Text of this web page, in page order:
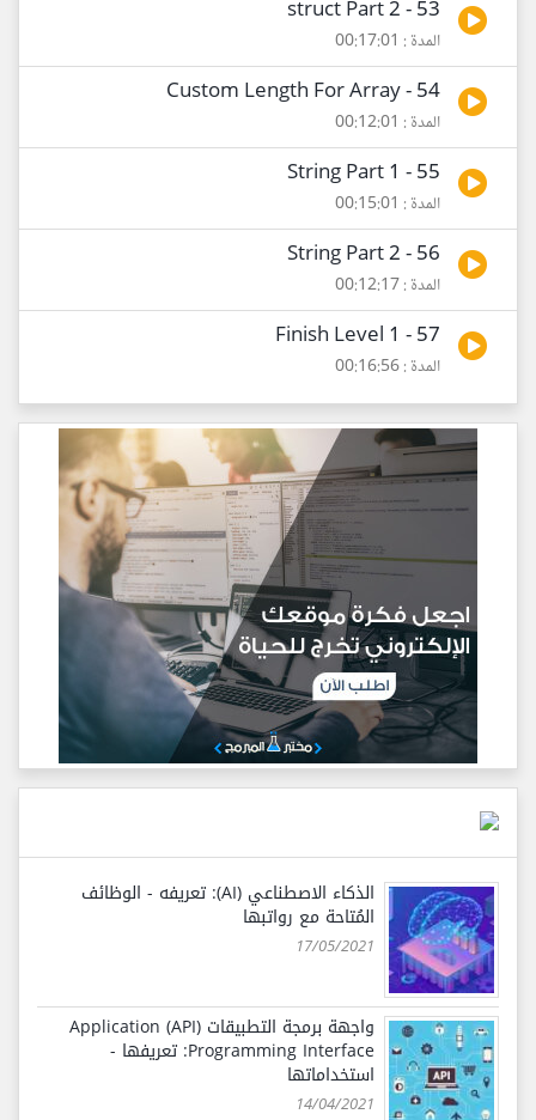
53 - struct Part 2
المدة : 00:17:01
54 - Custom Length For Array
المدة : 00:12:01
55 - String Part 1
المدة : 00:15:01
56 - String Part 2
المدة : 00:12:17
57 - Finish Level 1
المدة : 00:16:56
الذكاء الاصطناعي (AI): تعريفه - الوظائف
المُتاحة مع رواتبها
17/05/2021
واجهة برمجة التطبيقات (API) Application
Programming Interface: تعريفها -
استخداماتها
14/04/2021